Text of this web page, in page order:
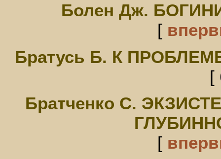
Болен Дж.
[
Братусь Б. К
[
Братченко С.
[